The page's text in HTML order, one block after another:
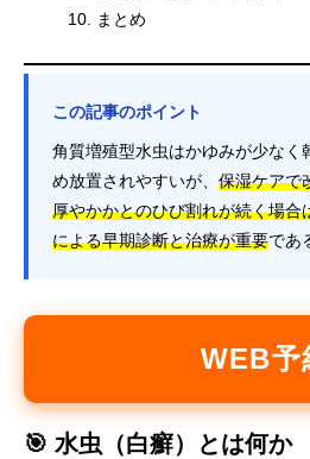
まとめ
この記事のポイント
角質増殖型水虫はかゆみが少なく
め放置されやすいが、 保湿ケアで
厚やかかとのひび割れが続く場合
による早期診断と治療が重要であ
WEB予
🎯 水虫（白癬）とは何か